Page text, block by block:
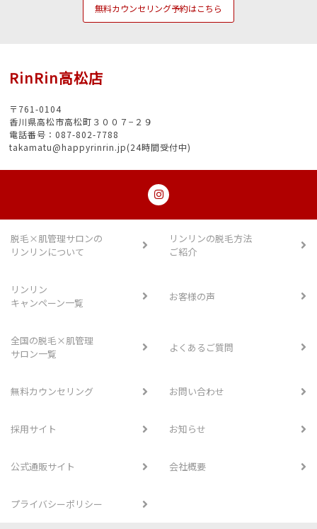
無料カウンセリング予約はこちら
RinRin高松店
〒761-0104
香川県高松市高松町３００７−２９
電話番号：087-802-7788
takamatu@happyrinrin.jp(24時間受付中)
脱毛×肌管理サロンの
リンリンについて
リンリンの脱毛方法
ご紹介
リンリン
キャンペーン一覧
お客様の声
全国の脱毛×肌管理
サロン一覧
よくあるご質問
無料カウンセリング お問い合わせ
採用サイト お知らせ
公式通販サイト 会社概要
プライバシーポリシー